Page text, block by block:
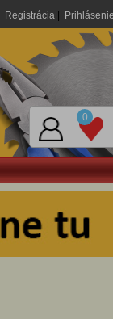
Registrácia| Prihlásenie
0